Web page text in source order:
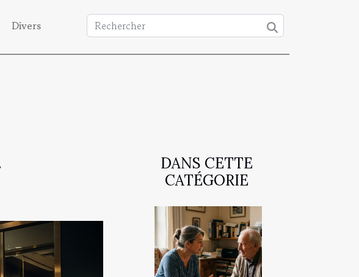
Divers
DANS CETTE
CATÉGORIE